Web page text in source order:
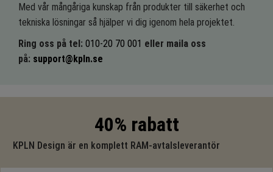
Med vår mångåriga kunskap från produkter till säkerhet och
tekniska lösningar så hjälper vi dig igenom hela projektet.
Ring oss på tel: 010-20 70 001 eller maila oss
på: support@kpln.se
40% rabatt
KPLN Design är en komplett RAM-avtalsleverantör